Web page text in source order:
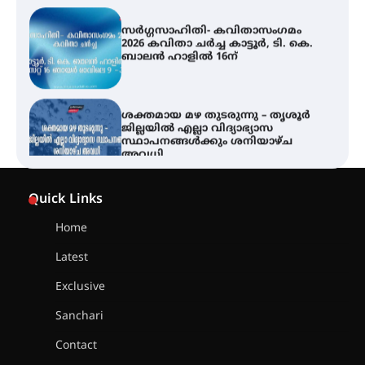
ബാലൻ ഹാളിൽ 16ന്
സ്ഥാപനങ്ങൾക്കും ശനിയാഴ്ച
അവധി
Quick Links
Home
Latest
Exclusive
Sanchari
Contact